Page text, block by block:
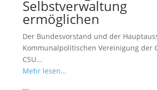
Selbstverwaltung
ermöglichen
Der Bundesvorstand und der
Kommunalpolitischen Vereinigung der
CSU...
Mehr lesen...